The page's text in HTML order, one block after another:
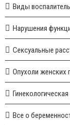
Виды
Нарушения
Сексуальные
Опухоли женских
Все о